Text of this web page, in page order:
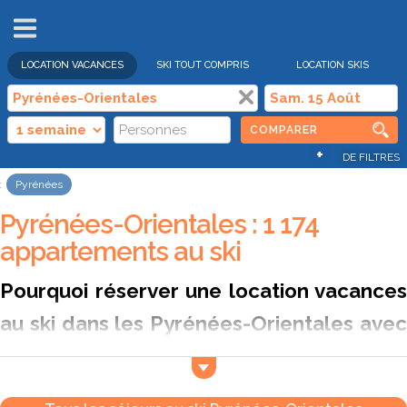
LOCATION VACANCES SKI TOUT COMPRIS LOCATION SKIS
COMPARER
+ DE FILTRES
Pyrénées
Pyrénées-Orientales : 1 174
appartements au ski
Pourquoi réserver une location vacances
au ski dans les Pyrénées-Orientales avec
Ski Express ?
Frontalières avec l’Espagne, les Pyrénées-Orientales offrent